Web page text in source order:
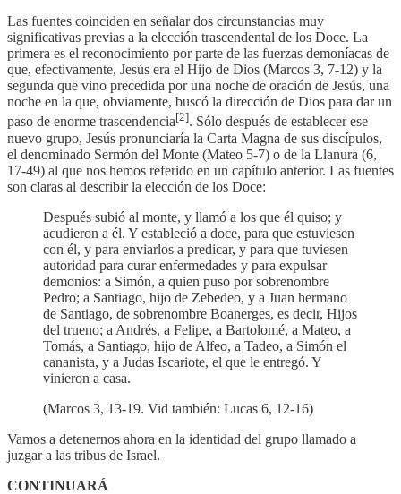
Las fuentes coinciden en señalar dos circunstancias muy
significativas previas a la elección trascendental de los Doce. La
primera es el reconocimiento por parte de las fuerzas demoníacas de
que, efectivamente, Jesús era el Hijo de Dios (Marcos 3, 7-12) y la
segunda que vino precedida por una noche de oración de Jesús, una
noche en la que, obviamente, buscó la dirección de Dios para dar un
paso de enorme trascendencia[2]. Sólo después de establecer ese
nuevo grupo, Jesús pronunciaría la Carta Magna de sus discípulos,
el denominado Sermón del Monte (Mateo 5-7) o de la Llanura (6,
17-49) al que nos hemos referido en un capítulo anterior. Las fuentes
son claras al describir la elección de los Doce:
Después subió al monte, y llamó a los que él quiso; y
acudieron a él. Y estableció a doce, para que estuviesen
con él, y para enviarlos a predicar, y para que tuviesen
autoridad para curar enfermedades y para expulsar
demonios: a Simón, a quien puso por sobrenombre
Pedro; a Santiago, hijo de Zebedeo, y a Juan hermano
de Santiago, de sobrenombre Boanerges, es decir, Hijos
del trueno; a Andrés, a Felipe, a Bartolomé, a Mateo, a
Tomás, a Santiago, hijo de Alfeo, a Tadeo, a Simón el
cananista, y a Judas Iscariote, el que le entregó. Y
vinieron a casa.
(Marcos 3, 13-19. Vid también: Lucas 6, 12-16)
Vamos a detenernos ahora en la identidad del grupo llamado a
juzgar a las tribus de Israel.
CONTINUARÁ